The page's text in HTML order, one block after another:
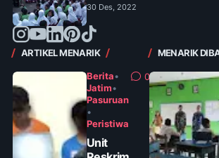
30 Des, 2022
ARTIKEL MENARIK
Berita•
Jatim•
Pasuruan
•
Peristiwa
0
Unit
MENARIK